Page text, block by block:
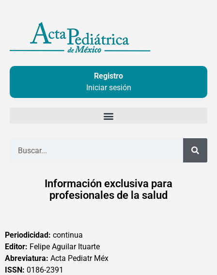
contenido
Registro
Iniciar sesión
Información exclusiva para
profesionales de la salud
Periodicidad: continua
Editor: Felipe Aguilar Ituarte
Abreviatura: Acta Pediatr Méx
ISSN: 0186-2391